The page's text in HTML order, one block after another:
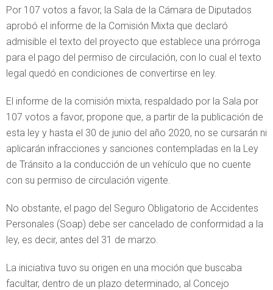
Por 107 votos a favor, la Sala de la Cámara de Diputados
aprobó el informe de la Comisión Mixta que declaró
admisible el texto del proyecto que establece una prórroga
para el pago del permiso de circulación, con lo cual el texto
legal quedó en condiciones de convertirse en ley.
El informe de la comisión mixta, respaldado por la Sala por
107 votos a favor, propone que, a partir de la publicación de
esta ley y hasta el 30 de junio del año 2020, no se cursarán ni
aplicarán infracciones y sanciones contempladas en la Ley
de Tránsito a la conducción de un vehículo que no cuente
con su permiso de circulación vigente.
No obstante, el pago del Seguro Obligatorio de Accidentes
Personales (Soap) debe ser cancelado de conformidad a la
ley, es decir, antes del 31 de marzo.
La iniciativa tuvo su origen en una moción que buscaba
facultar, dentro de un plazo determinado, al Concejo